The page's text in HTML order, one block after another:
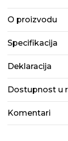
O proizvodu
Specifikacija
Deklaracija
Dostupnost u
Komentari